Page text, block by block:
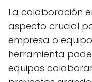
La colaboración
aspecto crucial
empresa o
herramienta
equipos